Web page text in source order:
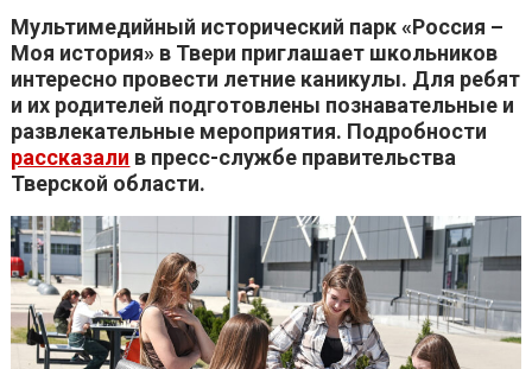
Мультимедийный исторический парк «Россия –
Моя история» в Твери приглашает школьников
интересно провести летние каникулы. Для ребят
и их родителей подготовлены познавательные и
развлекательные мероприятия. Подробности
рассказали в пресс-службе правительства
Тверской области.